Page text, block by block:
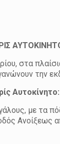
στα
την
με τα
Ανοίξεως